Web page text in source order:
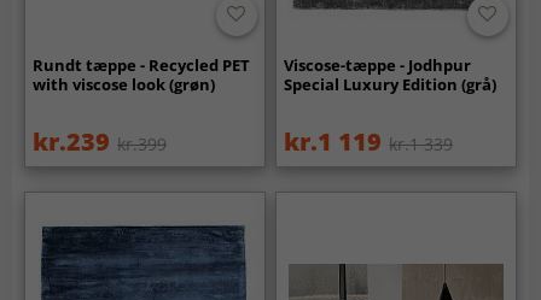
Rundt tæppe - Recycled PET
with viscose look (grøn)
kr.239 kr.399
Viscose-tæppe - Jodhpur
Special Luxury Edition (grå)
kr.1 119 kr.1 339